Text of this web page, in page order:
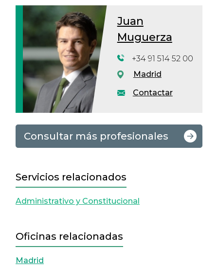
Juan
Muguerza
Contactar
+34 91 514 52 00
Madrid
Consultar más profesionales
Servicios relacionados
Administrativo y Constitucional
Oficinas relacionadas
Madrid